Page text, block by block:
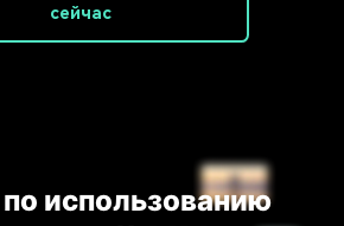
сейчас
использованию